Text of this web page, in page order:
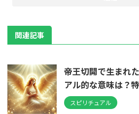
関連記事
帝王切開で生まれ
アル的な意味は？
スピリチュアル